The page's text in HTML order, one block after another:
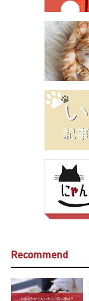
Recommend